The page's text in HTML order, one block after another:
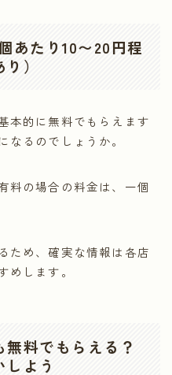
あたり10〜20円程
）
本的に無料でもらえます
なるのでしょうか。
料の場合の料金は、一個
ため、確実な情報は各店
します。
料でもらえる？
しよう